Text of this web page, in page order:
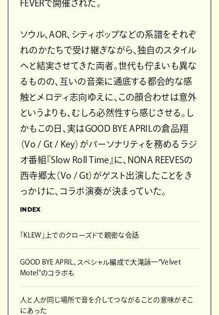
FEVERで開催された。
ソウル、AOR、シティポップなどの系譜をそれぞ
れのかたちで受け継ぎながら、独自のスタイル
へと結実させてきた両者。世代も佇まいも異な
るものの、互いの音楽に通底する都会的な感
触とメロディ志向ゆえに、この顔合わせは意外
というよりも、むしろ必然性すら感じさせる。し
かもこの日、実はGOOD BYE APRILの倉品翔
（Vo / Gt / Key）がパーソナリティを務めるラジ
オ番組『Slow Roll Time』に、NONA REEVESの
西寺郷太（Vo / Gt）がゲスト出演したことをき
っかけに、コラボ演奏が決まっていた。
INDEX
「KLEW」上でのクローズドで親密な会話
GOOD BYE APRIL、スペシャル編成で大滝詠一“Velvet
Motel”のコラボも
人と人が同じ場所で音を介してつながることの意味がそこ
にあった